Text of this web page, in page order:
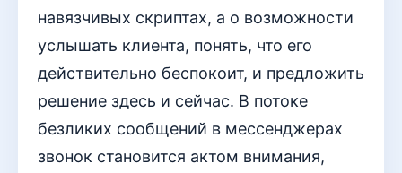
навязчивых скриптах, а о возможности
услышать клиента, понять, что его
действительно беспокоит, и предложить
решение здесь и сейчас. В потоке
безликих сообщений в мессенджерах
звонок становится актом внимания,